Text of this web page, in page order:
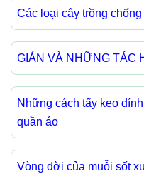
Các loại cây trồng
GIÁN VÀ NHỮNG TÁC
Những cách tẩy keo
quần áo
Vòng đời của muỗi sốt